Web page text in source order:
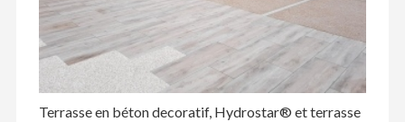
Terrasse en béton decoratif, Hydrostar® et terrasse